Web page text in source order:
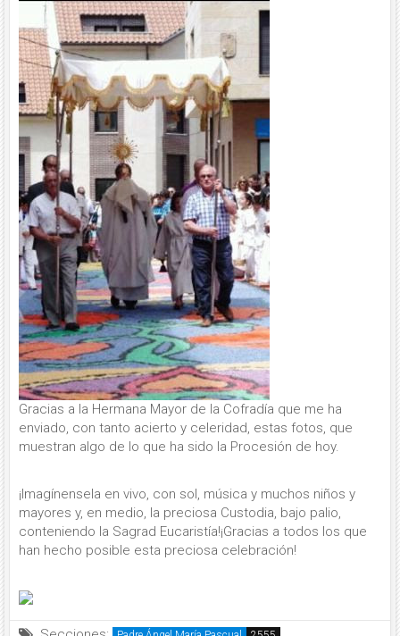
Gracias a la Hermana Mayor de la Cofradía que me ha
enviado, con tanto acierto y celeridad, estas fotos, que
muestran algo de lo que ha sido la Procesión de hoy.
¡Imagínensela en vivo, con sol, música y muchos niños y
mayores y, en medio, la preciosa Custodia, bajo palio,
conteniendo la Sagrad Eucaristía!¡Gracias a todos los que
han hecho posible esta preciosa celebración!